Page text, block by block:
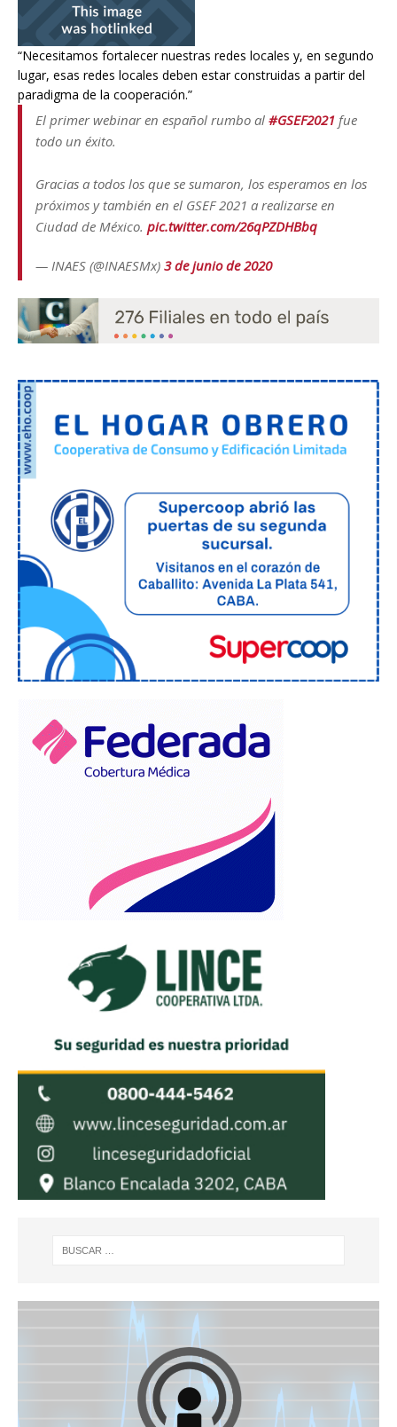
“Necesitamos fortalecer nuestras redes locales y, en segundo
lugar, esas redes locales deben estar construidas a partir del
paradigma de la cooperación.”
El primer webinar en español rumbo al #GSEF2021 fue
todo un éxito.
Gracias a todos los que se sumaron, los esperamos en los
próximos y también en el GSEF 2021 a realizarse en
Ciudad de México. pic.twitter.com/26qPZDHBbq
— INAES (@INAESMx) 3 de junio de 2020